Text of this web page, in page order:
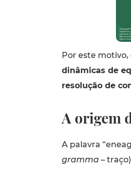
Por este
dinâmicas de
resolução de
A origem
A palavra
gramma–